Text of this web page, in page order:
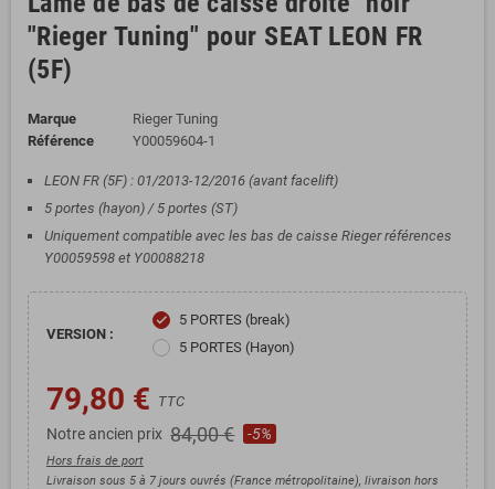
"Rieger Tuning" pour SEAT LEON FR
(5F)
Marque
Rieger Tuning
Référence
Y00059604-1
LEON FR (5F) : 01/2013-12/2016 (avant facelift)
5 portes (hayon) / 5 portes (ST)
Uniquement compatible avec les bas de caisse Rieger références
Y00059598 et Y00088218
VERSION :
check
5 PORTES (break)
5 PORTES (Hayon)
79,80 € TTC
Notre ancien prix 84,00 € -5%
Hors frais de port
Livraison sous 5 à 7 jours ouvrés (France métropolitaine), livraison hors